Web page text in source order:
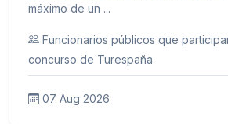
máximo de un ...
Funcionarios públicos que
concurso de Turespaña
07 Aug 2026